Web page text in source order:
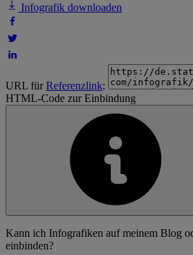
Infografik downloaden
URL fürReferenzlink:
HTML-Code zur Einbindung
Kann ich Infografiken auf meinem Blog
einbinden?